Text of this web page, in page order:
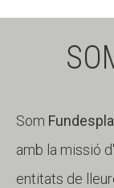
Som
amb la missió
entitats de